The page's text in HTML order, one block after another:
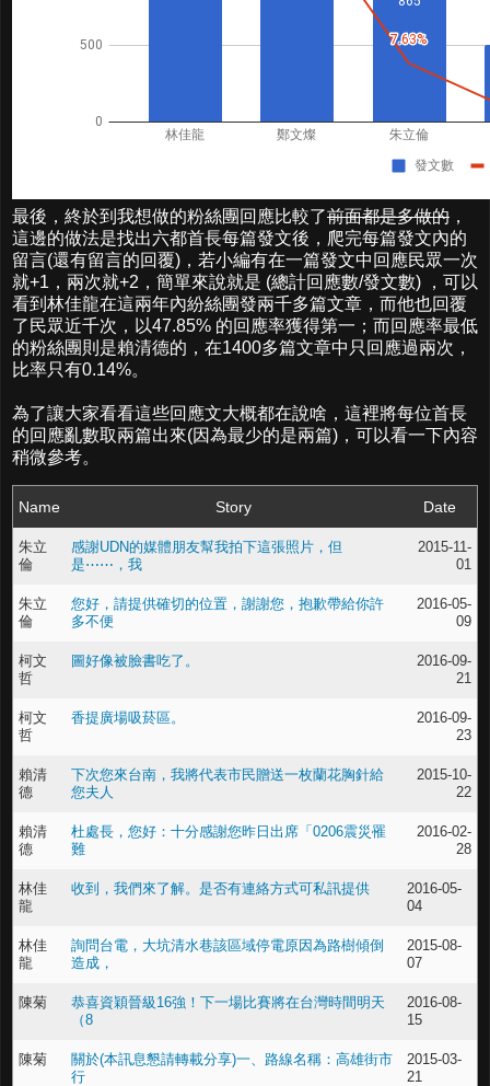
最後，終於到我想做的粉絲團回應比較了前面都是多做的 ，
這邊的做法是找出六都首長每篇發文後，爬完每篇發文內的
留言(還有留言的回覆)，若小編有在一篇發文中回應民眾一次
就+1，兩次就+2，簡單來說就是 (總計回應數/發文數) ，可以
看到林佳龍在這兩年內紛絲團發兩千多篇文章，而他也回覆
了民眾近千次，以47.85% 的回應率獲得第一；而回應率最低
的粉絲團則是賴清德的，在1400多篇文章中只回應過兩次，
比率只有0.14%。
為了讓大家看看這些回應文大概都在說啥，這裡將每位首長
的回應亂數取兩篇出來(因為最少的是兩篇)，可以看一下內容
稍微參考。
Name Story Date
朱立
倫
感謝UDN的媒體朋友幫我拍下這張照片，但
是⋯⋯，我
2015-11-
01
朱立
倫
您好，請提供確切的位置，謝謝您，抱歉帶給你許
多不便
2016-05-
09
柯文
哲
圖好像被臉書吃了。
2016-09-
21
柯文
哲
香提廣場吸菸區。
2016-09-
23
賴清
德
下次您來台南，我將代表市民贈送一枚蘭花胸針給
您夫人
2015-10-
22
賴清
德
杜處長，您好：十分感謝您昨日出席「0206震災罹
難
2016-02-
28
林佳
龍
收到，我們來了解。是否有連絡方式可私訊提供
2016-05-
04
林佳
龍
詢問台電，大坑清水巷該區域停電原因為路樹傾倒
造成，
2015-08-
07
陳菊
恭喜資穎晉級16強！下一場比賽將在台灣時間明天
（8
2016-08-
15
陳菊
關於(本訊息懇請轉載分享)一、路線名稱：高雄街市
行
2015-03-
21